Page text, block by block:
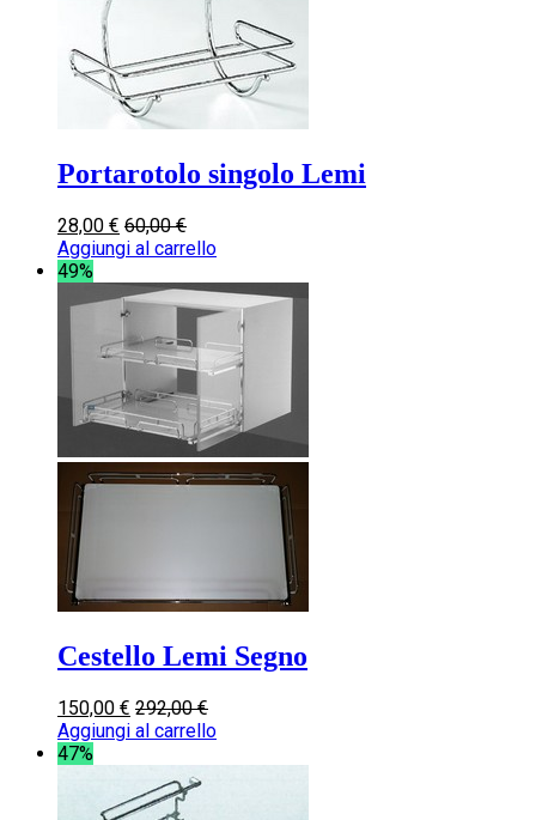
Portarotolo singolo Lemi
28,00 € 60,00€
Aggiungi al carrello
49%
Cestello Lemi Segno
150,00 € 292,00€
Aggiungi al carrello
47%